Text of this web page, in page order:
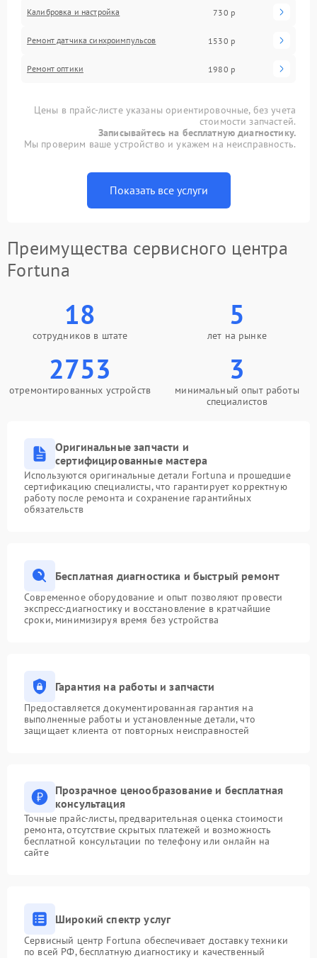
Калибровка и настройка 730 р
Ремонт датчика синхроимпульсов 1530 р
Ремонт оптики 1980 р
Цены в прайс-листе указаны ориентировочные, без учета
стоимости запчастей.
Записывайтесь на бесплатную диагностику.
Мы проверим ваше устройство и укажем на неисправность.
Показать все услуги
Преимущества сервисного центра
Fortuna
18
сотрудников в штате
5
лет на рынке
2753
отремонтированных устройств
3
минимальный опыт работы
специалистов
Оригинальные запчасти и
сертифицированные мастера
Используются оригинальные детали Fortuna и прошедшие
сертификацию специалисты, что гарантирует корректную
работу после ремонта и сохранение гарантийных
обязательств
Бесплатная диагностика и быстрый ремонт
Современное оборудование и опыт позволяют провести
экспресс-диагностику и восстановление в кратчайшие
сроки, минимизируя время без устройства
Гарантия на работы и запчасти
Предоставляется документированная гарантия на
выполненные работы и установленные детали, что
защищает клиента от повторных неисправностей
Прозрачное ценообразование и бесплатная
консультация
Точные прайс-листы, предварительная оценка стоимости
ремонта, отсутствие скрытых платежей и возможность
бесплатной консультации по телефону или онлайн на
сайте
Широкий спектр услуг
Сервисный центр Fortuna обеспечивает доставку техники
по всей РФ, бесплатную диагностику и качественный